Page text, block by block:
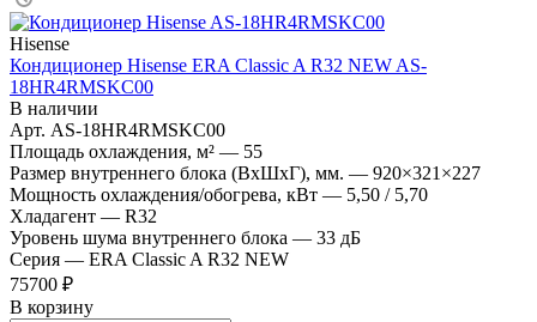
Hisense
Кондиционер Hisense ERA Classic A R32 NEW AS-
18HR4RMSKC00
В наличии
Арт. AS-18HR4RMSKC00
Площадь охлаждения, м² — 55
Размер внутреннего блока (ВхШхГ), мм. — 920×321×227
Мощность охлаждения/обогрева, кВт — 5,50 / 5,70
Хладагент — R32
Уровень шума внутреннего блока — 33 дБ
Серия — ERA Classic A R32 NEW
75700 ₽
В корзину